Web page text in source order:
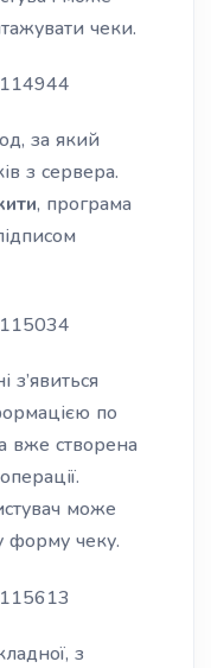
чеки.
за який
з сервера.
, програма
з’явиться
по
вже створена
може
форму чеку.
з